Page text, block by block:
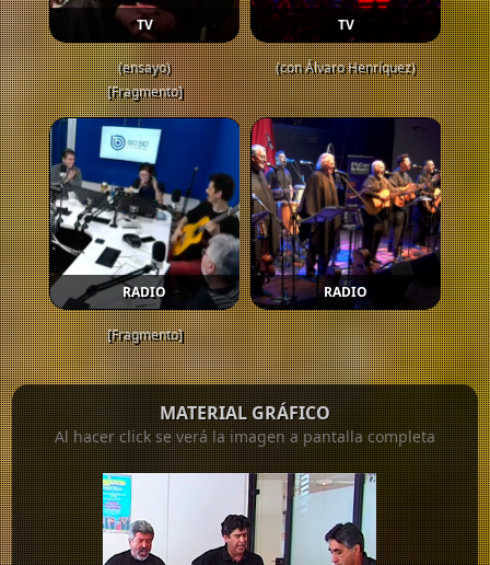
TV
(ensayo)
[Fragmento]
TV
(con Álvaro Henríquez)
RADIO
[Fragmento]
RADIO
MATERIAL GRÁFICO
Al hacer click se verá la imagen a pantalla completa